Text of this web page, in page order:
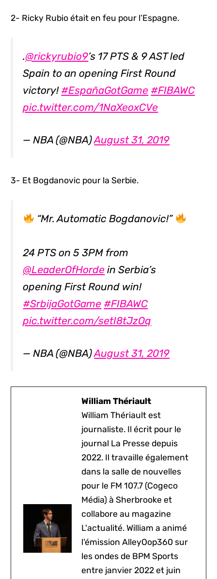
2- Ricky Rubio était en feu pour l’Espagne.
.@rickyrubio9’s 17 PTS & 9 AST led
Spain to an opening First Round
victory! #EspañaGotGame #FIBAWC
pic.twitter.com/1NaXeoxCVe
— NBA (@NBA)August 31, 2019
3- Et Bogdanovic pour la Serbie.
“Mr. Automatic Bogdanovic!”
24 PTS on 5 3PM from
@LeaderOfHorde in Serbia’s
opening First Round win!
#SrbijaGotGame #FIBAWC
pic.twitter.com/setI8tJzOq
— NBA (@NBA)August 31, 2019
William Thériault
William Thériault est
journaliste. Il écrit pour le
journal La Presse depuis
2022. Il travaille également
dans la salle de nouvelles
pour le FM 107.7 (Cogeco
Média) à Sherbrooke et
collabore au magazine
L'actualité. William a animé
l'émission AlleyOop360 sur
les ondes de BPM Sports
entre janvier 2022 et juin